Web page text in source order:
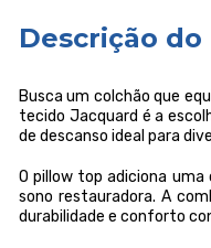
Descrição
Busca um colchão que
tecido Jacquard é a
de descanso ideal para
O pillow top adiciona
sono restauradora. A
durabilidade e conforto